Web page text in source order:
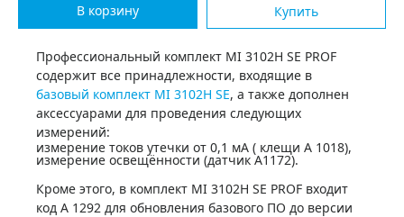
В корзину Купить
Профессиональный комплект MI 3102H SE PROF
содержит все принадлежности, входящие в
базовый комплект MI 3102H SE, а также дополнен
аксессуарами для проведения следующих
измерений:
измерение токов утечки от 0,1 мА ( клещи А 1018),
измерение освещённости (датчик А1172).
Кроме этого, в комплект MI 3102H SE PROF входит
код А 1292 для обновления базового ПО до версии
данных
Купить